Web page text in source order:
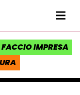
Toscana
FACCIO IMPRESA